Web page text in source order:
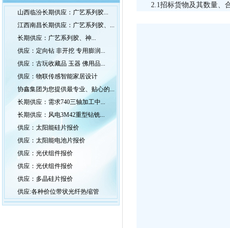
山西临汾长期供应：广艺系列胶...
江西南昌长期供应：广艺系列胶、...
长期供应：广艺系列胶、神...
供应：定向钻 非开挖 专用膨润...
供应：古玩收藏品 玉器 佛用品...
供应：物联传感智能家居设计
协鑫集团为您提供最专业、贴心的...
长期供应：需求740三轴加工中...
长期供应：风电3M42重型钻铣...
供应：太阳能硅片报价
供应：太阳能电池片报价
供应：光伏组件报价
供应：光伏组件报价
供应：多晶硅片报价
供应:各种价位带状光纤热缩管
2.1招标货物及其数量、